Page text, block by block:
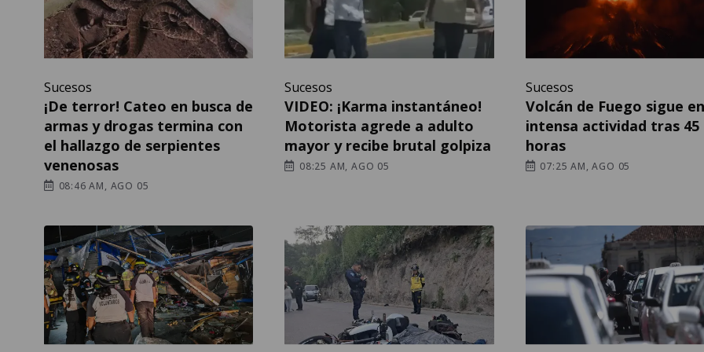
Sucesos
¡De terror! Cateo en busca de
armas y drogas termina con
el hallazgo de serpientes
venenosas
08:46 AM, AGO 05
Sucesos
VIDEO: ¡Karma instantáneo!
Motorista agrede a adulto
mayor y recibe brutal golpiza
08:25 AM, AGO 05
Sucesos
Volcán de Fuego sigue en
intensa actividad tras 45
horas
07:25 AM, AGO 05